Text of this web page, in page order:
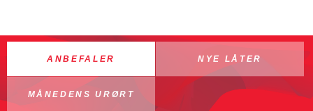
ANBEFALER NYE LÅTER
MÅNEDENS URØRT